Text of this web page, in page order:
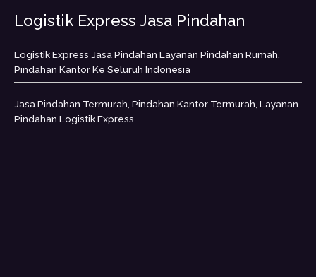
Logistik Express Jasa Pindahan
Logistik Express Jasa Pindahan Layanan Pindahan Rumah,
Pindahan Kantor Ke Seluruh Indonesia
Jasa Pindahan Termurah, Pindahan Kantor Termurah, Layanan
Pindahan Logistik Express